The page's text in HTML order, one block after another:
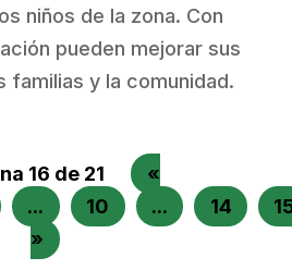
niños de la zona. Con
pueden mejorar sus
familias y la comunidad.
16 de 21
«
... 10 ... 14
»